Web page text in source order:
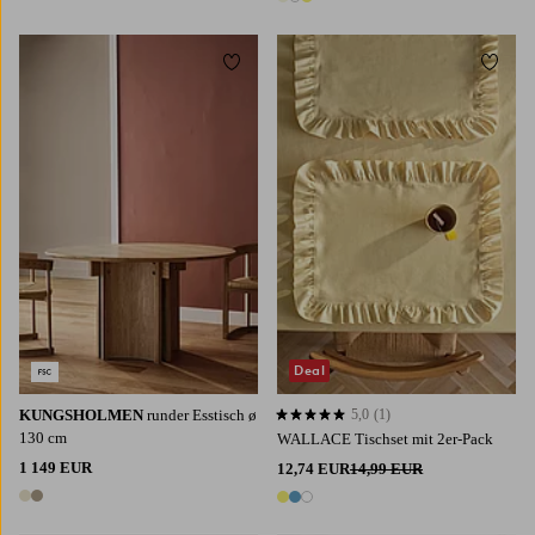
3 Farben
KUNGSHOLMEN runder Esstisch ø
130 cm
1 149 EUR
2 Farben
Zu Favoriten hinzufügen
WALLACE Tischset mit 2er-Pack
12,74 EUR14,99 EUR
3 Farben
5,0 basierend auf 1 Bewertungen
5,0 (1)
Deal
Zu